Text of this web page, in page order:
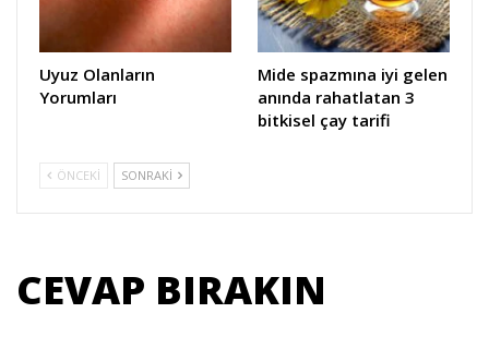
Uyuz Olanların
Yorumları
Mide spazmına iyi gelen
anında rahatlatan 3
bitkisel çay tarifi
ÖNCEKI SONRAKI
CEVAP BIRAKIN